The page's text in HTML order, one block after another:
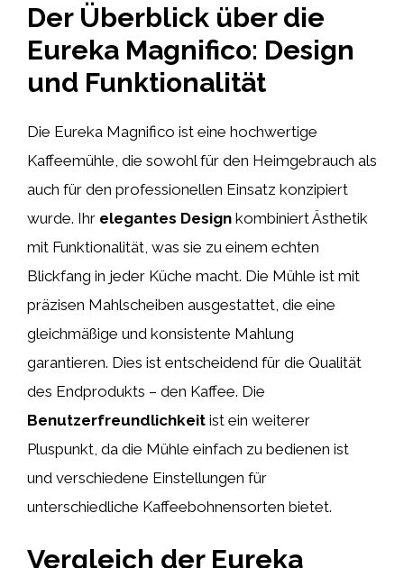
Der Überblick über die
Eureka Magnifico: Design
und Funktionalität
Die Eureka Magnifico ist eine hochwertige
Kaffeemühle, die sowohl für den Heimgebrauch als
auch für den professionellen Einsatz konzipiert
wurde. Ihr elegantes Design kombiniert Ästhetik
mit Funktionalität, was sie zu einem echten
Blickfang in jeder Küche macht. Die Mühle ist mit
präzisen Mahlscheiben ausgestattet, die eine
gleichmäßige und konsistente Mahlung
garantieren. Dies ist entscheidend für die Qualität
des Endprodukts – den Kaffee. Die
Benutzerfreundlichkeit ist ein weiterer
Pluspunkt, da die Mühle einfach zu bedienen ist
und verschiedene Einstellungen für
unterschiedliche Kaffeebohnensorten bietet.
Vergleich der Eureka